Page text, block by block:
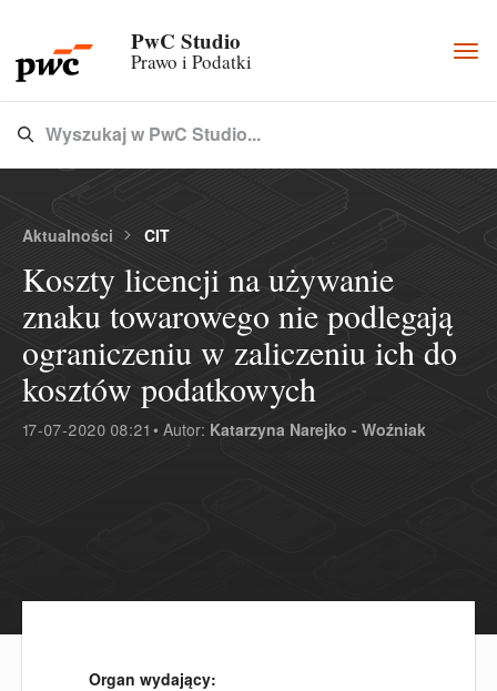
PwC Studio
Prawo i Podatki
Type 3 or more characters for results.
Wyszukaj w PwC Studio...
Aktualności CIT
Koszty licencji na używanie
znaku towarowego nie podlegają
ograniczeniu w zaliczeniu ich do
kosztów podatkowych
17-07-2020 08:21 • Autor: Katarzyna Narejko - Woźniak
Organ wydający: